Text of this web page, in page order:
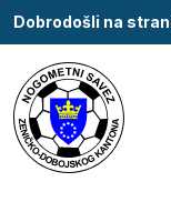
Dobrodošli na